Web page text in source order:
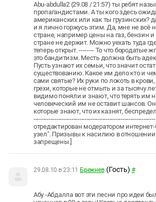
Abu-abdulla2 (29.08 / 21:57) ты ребят
пропагандистами. А ты кого здесь
американских или как ты грузинских?
и я лично горжусь этим. Да, мне не всё
стране, например цены на газ, бензин и
стране не держит. Можно уехать туда
теперь открыт. -------- То что бородатые
это бандитизм. Месть должна быть
Пусть узнают их семьи, что значит
существованию. Какое им дело кто и
сами святые? Их руки по локоть в
грехи, которые не отмыть и за тысячу
видимо поняли и знают, что терять им
человеческий им не оставит шансов.
которые знают, что их казнят,
отредактирован модератором
узел". Призывы к насилию в отношении
запрещены.]
29.08.10 в 23:11 Брежнев (Гость) #
Абу -Абдалла вот эти песни про идеи